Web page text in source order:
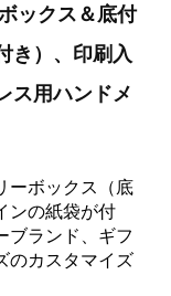
ックス＆底付
き）、印刷入
ス用ハンドメ
ーボックス（底
ンの紙袋が付
ブランド、ギフ
のカスタマイズ